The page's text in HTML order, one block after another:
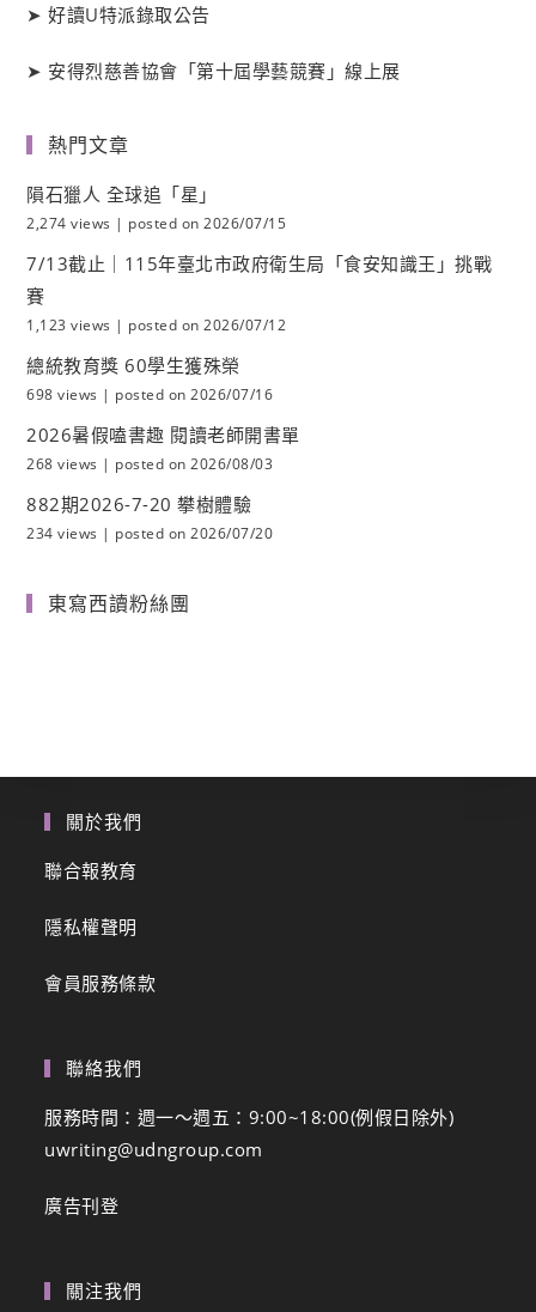
➤好讀U特派錄取公告
➤ 安得烈慈善協會「第十屆學藝競賽」線上展
熱門文章
隕石獵人 全球追「星」
2,274 views | posted on 2026/07/15
7/13截止｜115年臺北市政府衛生局「食安知識王」挑戰
賽
1,123 views | posted on 2026/07/12
總統教育獎 60學生獲殊榮
698 views | posted on 2026/07/16
2026暑假嗑書趣 閱讀老師開書單
268 views | posted on 2026/08/03
882期2026-7-20 攀樹體驗
234 views | posted on 2026/07/20
東寫西讀粉絲團
關於我們
聯合報教育
隱私權聲明
會員服務條款
聯絡我們
服務時間：週一～週五：9:00~18:00(例假日除外)
uwriting@udngroup.com
廣告刊登
關注我們